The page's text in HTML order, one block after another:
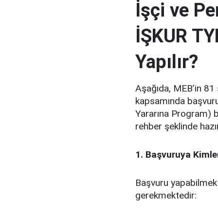
İşçi ve
İŞKUR
Yapılır?
Aşağıda, MEB’in
kapsamında
Yararına Program)
rehber şeklinde
1. Başvuruya
Başvuru
gerekmektedir: